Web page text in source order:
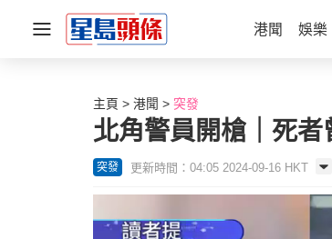
港聞 娛樂
主頁 港聞 突發
北角警員開槍｜死
突發 更新時間：04:05 2024-09-16 HKT